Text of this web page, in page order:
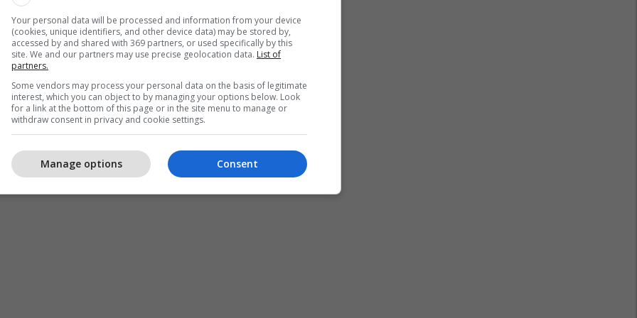
nga territori i Republikës së Serbisë, konkretisht
duke shtuar se janë identifikuar IP-adresa e
personale të përdorura gjatë regjistrimit.
e njësive kompetente janë identifikuar edhe të
Policisë, mund të ndihmojnë në hetimin e
e Kosovës dhe PSRK./Telegrafi/
Your personal data will be processed and information from your device
(cookies, unique identifiers, and other device data) may be stored by,
accessed by and shared with 369 partners, or used specifically by this
site. We and our partners may use precise geolocation data. List of
partners.
Some vendors may process your personal data on the basis of legitimate
interest, which you can object to by managing your options below. Look
for a link at the bottom of this page or in the site menu to manage or
withdraw consent in privacy and cookie settings.
Consent
Manage options